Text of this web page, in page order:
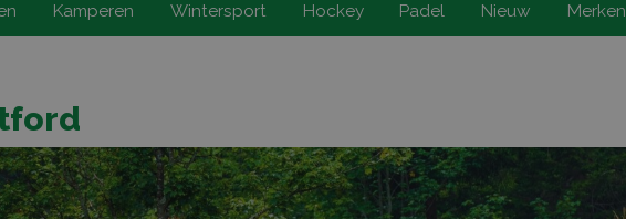
Kamperen Wintersport Hockey Padel Nieuw Merken